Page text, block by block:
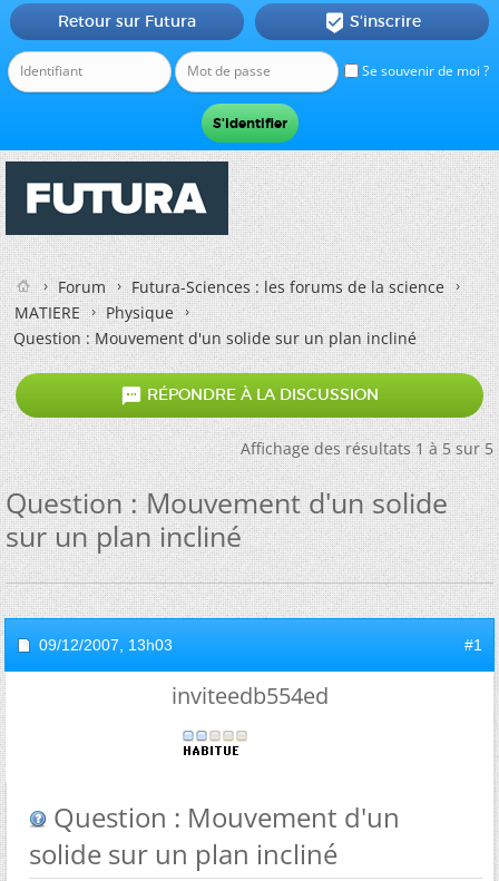
Se souvenir de moi ?
Retour sur Futura  S'inscrire
Forum
Futura-Sciences : les forums de la science
MATIERE
Physique
Question : Mouvement d'un solide sur un plan incliné
 RÉPONDRE À LA DISCUSSION
Affichage des résultats 1 à 5 sur 5
Question : Mouvement d'un solide
sur un plan incliné
09/12/2007, 13h03 #1
inviteedb554ed
Question : Mouvement d'un
solide sur un plan incliné